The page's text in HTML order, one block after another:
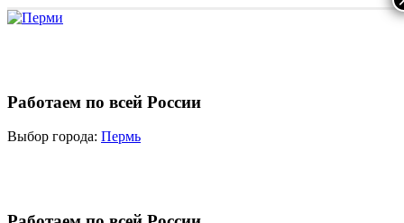
Работаем по всей России
Выбор города: Пермь